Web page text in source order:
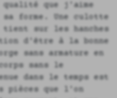
qualité que j'aime
forme. Une culotte
tient sur les hanches
d'être à la bonne
sans armature en
sans le
dans le temps est
pièces que l'on